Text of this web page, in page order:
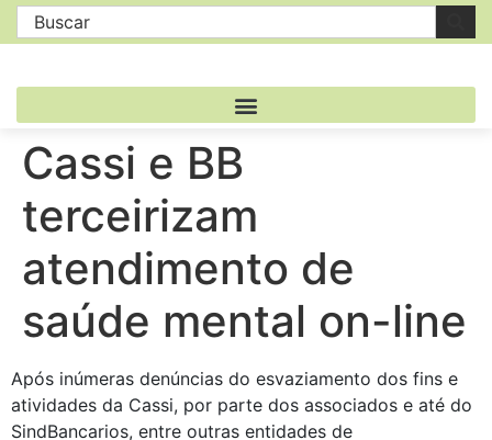
Cassi e BB
terceirizam
atendimento de
saúde mental on-line
Após inúmeras denúncias do esvaziamento dos fins e
atividades da Cassi, por parte dos associados e até do
SindBancarios, entre outras entidades de